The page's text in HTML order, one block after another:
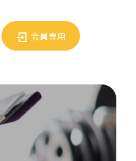
会員専用